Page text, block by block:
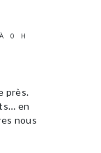
0 H
près.
en
nous